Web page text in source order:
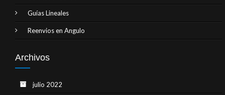
Guías Lineales
Reenvios en Angulo
Archivos
julio 2022